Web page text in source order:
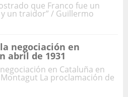
que Franco fue un
un traidor” / Guillermo
negociación en
abril de 1931
en Cataluña en
La proclamación de